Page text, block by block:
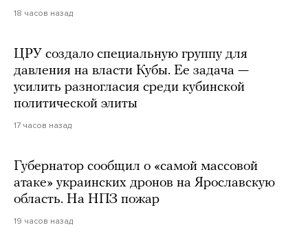
18 часов назад
ЦРУ создало специальную группу для
давления на власти Кубы. Ее задача —
усилить разногласия среди кубинской
политической элиты
17 часов назад
Губернатор сообщил о «самой массовой
атаке» украинских дронов на Ярославскую
область. На НПЗ пожар
19 часов назад